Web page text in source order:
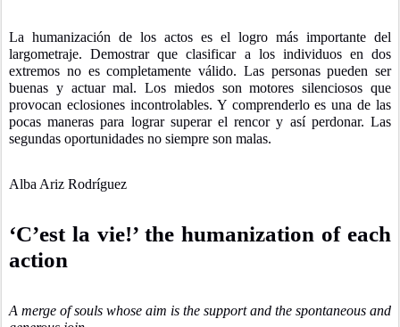
La humanización de los actos es el logro más importante del
largometraje. Demostrar que clasificar a los individuos en dos
extremos no es completamente válido. Las personas pueden ser
buenas y actuar mal. Los miedos son motores silenciosos que
provocan eclosiones incontrolables. Y comprenderlo es una de las
pocas maneras para lograr superar el rencor y así perdonar. Las
segundas oportunidades no siempre son malas.
Alba Ariz Rodríguez
‘C’est la vie!’ the humanization of each
action
A merge of souls whose aim is the support and the spontaneous and